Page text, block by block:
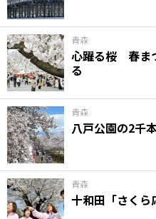
青森
心躍る桜 春ま
る
青森
八戸公園の2千
青森
十和田「さくら
青森県
岩手県
秋田県